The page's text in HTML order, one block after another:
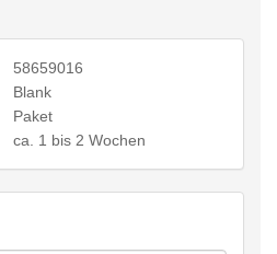
58659016
Blank
Paket
ca. 1 bis 2 Wochen